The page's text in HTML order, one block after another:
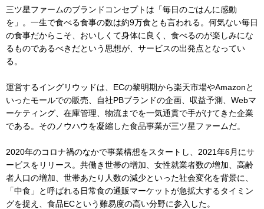
三ツ星ファームのブランドコンセプトは「毎日のごはんに感動
を」。一生で食べる食事の数は約9万食とも言われる。何気ない毎日
の食事だからこそ、おいしくて身体に良く、食べるのが楽しみにな
るものであるべきだという思想が、サービスの出発点となってい
る。
運営するイングリウッドは、ECの黎明期から楽天市場やAmazonと
いったモールでの販売、自社PBブランドの企画、収益予測、Webマ
ーケティング、在庫管理、物流までを一気通貫で手がけてきた企業
である。そのノウハウを凝縮した食品事業が三ツ星ファームだ。
2020年のコロナ禍のなかで事業構想をスタートし、2021年6月にサ
ービスをリリース。共働き世帯の増加、女性就業者数の増加、高齢
者人口の増加、世帯あたり人数の減少といった社会変化を背景に、
「中食」と呼ばれる日常食の通販マーケットが急拡大するタイミン
グを捉え、食品ECという難易度の高い分野に参入した。